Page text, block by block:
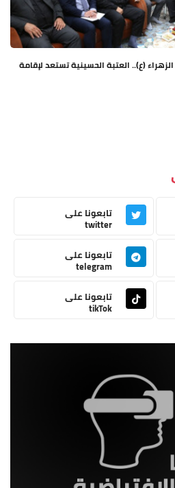
(ع).. العتبة الحسينية تستعد لإقامة
تابعونا على
twitter
تابعونا على
telegram
تابعونا على
tikTok